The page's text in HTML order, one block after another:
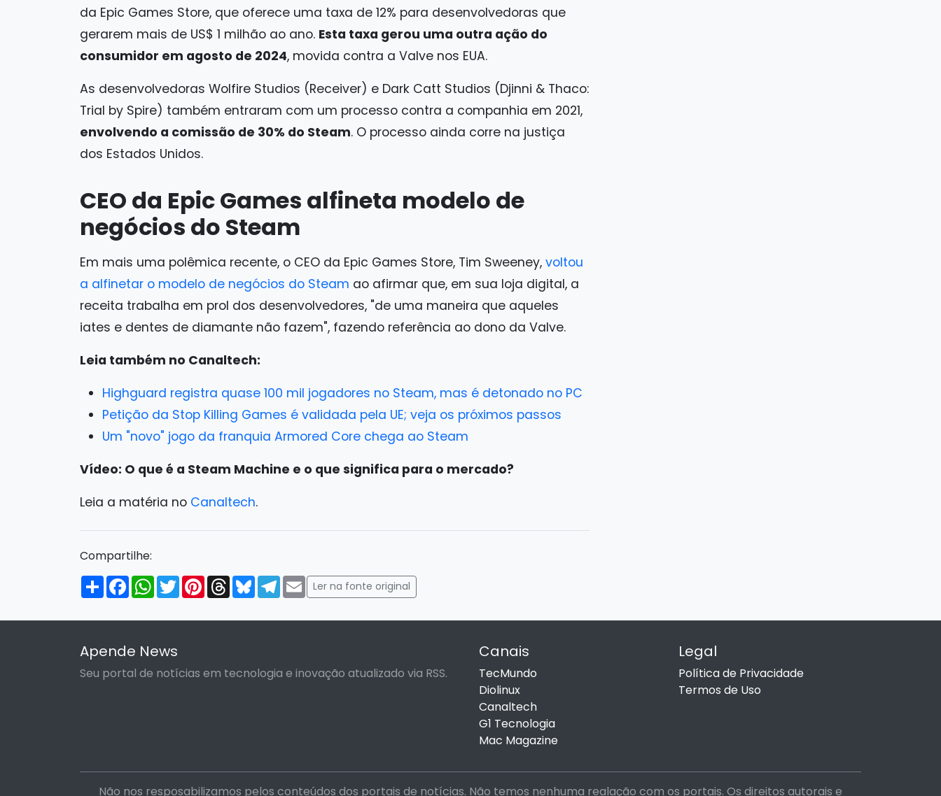
da Epic Games Store, que oferece uma taxa de 12% para desenvolvedoras que
gerarem mais de US$ 1 milhão ao ano. Esta taxa gerou uma outra ação do
consumidor em agosto de 2024, movida contra a Valve nos EUA.
As desenvolvedoras Wolfire Studios (Receiver) e Dark Catt Studios (Djinni & Thaco:
Trial by Spire) também entraram com um processo contra a companhia em 2021,
envolvendo a comissão de 30% do Steam. O processo ainda corre na justiça
dos Estados Unidos.
CEO da Epic Games alfineta modelo de
negócios do Steam
Em mais uma polêmica recente, o CEO da Epic Games Store, Tim Sweeney, voltou
a alfinetar o modelo de negócios do Steam ao afirmar que, em sua loja digital, a
receita trabalha em prol dos desenvolvedores, "de uma maneira que aqueles
iates e dentes de diamante não fazem", fazendo referência ao dono da Valve.
Leia também no Canaltech:
Highguard registra quase 100 mil jogadores no Steam, mas é detonado no PC
Petição da Stop Killing Games é validada pela UE; veja os próximos passos
Um "novo" jogo da franquia Armored Core chega ao Steam
Vídeo: O que é a Steam Machine e o que significa para o mercado?
Leia a matéria no Canaltech.
Compartilhe:
Compartilhar
FacebookWhatsApp
TwitterPinterestThreadsBlueskyTelegram
Email
Ler na fonte original
Apende News
Seu portal de notícias em tecnologia e inovação atualizado via RSS.
Canais
TecMundo
Diolinux
Canaltech
G1 Tecnologia
Mac Magazine
Legal
Política de Privacidade
Termos de Uso
Não nos resposabilizamos pelos conteúdos dos portais de notícias. Não temos nenhuma realação com os portais. Os direitos autorais e